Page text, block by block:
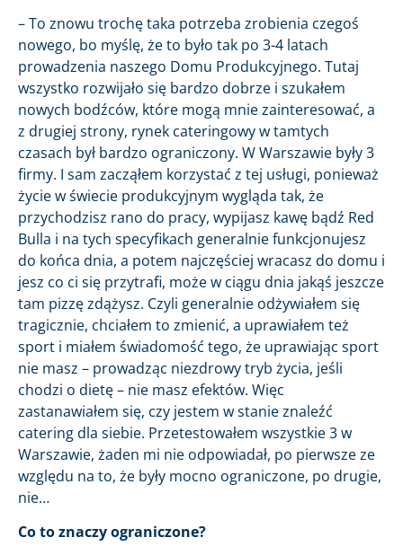
– To znowu trochę taka potrzeba zrobienia czegoś
nowego, bo myślę, że to było tak po 3-4 latach
prowadzenia naszego Domu Produkcyjnego. Tutaj
wszystko rozwijało się bardzo dobrze i szukałem
nowych bodźców, które mogą mnie zainteresować, a
z drugiej strony, rynek cateringowy w tamtych
czasach był bardzo ograniczony. W Warszawie były 3
firmy. I sam zacząłem korzystać z tej usługi, ponieważ
życie w świecie produkcyjnym wygląda tak, że
przychodzisz rano do pracy, wypijasz kawę bądź Red
Bulla i na tych specyfikach generalnie funkcjonujesz
do końca dnia, a potem najczęściej wracasz do domu i
jesz co ci się przytrafi, może w ciągu dnia jakąś jeszcze
tam pizzę zdążysz. Czyli generalnie odżywiałem się
tragicznie, chciałem to zmienić, a uprawiałem też
sport i miałem świadomość tego, że uprawiając sport
nie masz – prowadząc niezdrowy tryb życia, jeśli
chodzi o dietę – nie masz efektów. Więc
zastanawiałem się, czy jestem w stanie znaleźć
catering dla siebie. Przetestowałem wszystkie 3 w
Warszawie, żaden mi nie odpowiadał, po pierwsze ze
względu na to, że były mocno ograniczone, po drugie,
nie…
Co to znaczy ograniczone?